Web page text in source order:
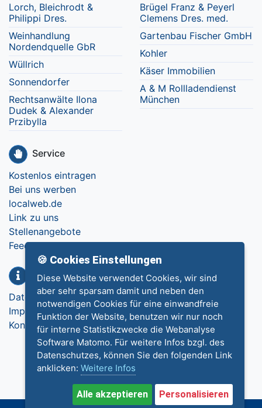
Lorch, Bleichrodt &
Philippi Dres.
Weinhandlung
Nordendquelle GbR
Wüllrich
Sonnendorfer
Rechtsanwälte Ilona
Dudek & Alexander
Przibylla
Brügel Franz & Peyerl
Clemens Dres. med.
Gartenbau Fischer GmbH
Kohler
Käser Immobilien
A & M Rollladendienst
München
Service
Kostenlos eintragen
Bei uns werben
localweb.de
Link zu uns
Stellenangebote
Feedback
Info
Datenschutz
Impressum
Kontakt
🍪 Cookies Einstellungen
Diese Website verwendet Cookies, wir sind
aber sehr sparsam damit und neben den
notwendigen Cookies für eine einwandfreie
Funktion der Website, benutzen wir nur noch
für interne Statistikzwecke die Webanalyse
Software Matomo. Für weitere Infos bzgl. des
Datenschutzes, können Sie den folgenden Link
anklicken: Weitere Infos
Alle akzeptieren Personalisieren